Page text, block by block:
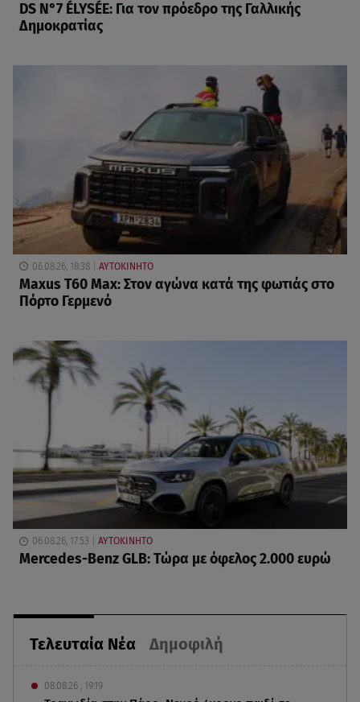
Τελευταία Νέα Δημοφιλή
08.08.26 , 19:19
DS N°7 ÉLYSÉE: Για τον πρόεδρο της Γαλλικής
Δημοκρατίας
06.08.26, 18:38 ΑΥΤΟΚΙΝΗΤΟ
Maxus T60 Max: Στον αγώνα κατά της φωτιάς στο
Πόρτο Γερμενό
06.08.26, 17:53 ΑΥΤΟΚΙΝΗΤΟ
Mercedes-Benz GLB: Τώρα με όφελος 2.000 ευρώ